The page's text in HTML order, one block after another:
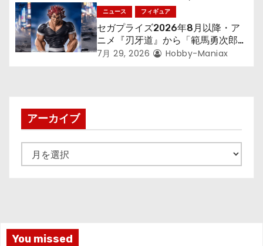
アが登場！
ニュース フィギュア
セガプライズ2026年8月以降・ア
ニメ『刃牙道』から「範馬勇次郎」
が登場ッッ!!
7月 29, 2026 Hobby-Maniax
アーカイブ
ー
You missed